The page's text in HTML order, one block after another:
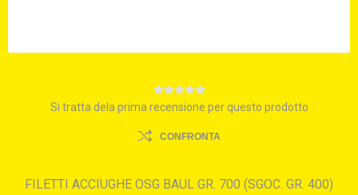
Si tratta dela prima recensione per questo prodotto
CONFRONTA
FILETTI ACCIUGHE OSG BAUL GR. 700 (SGOC. GR. 400)